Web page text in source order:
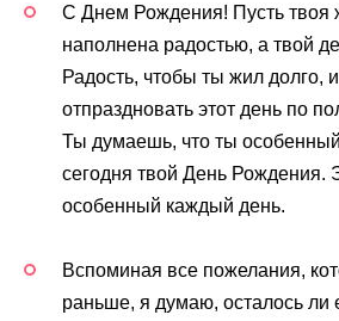
С Днем Рождения! Пусть твоя
наполнена радостью, а твой
Радость, чтобы ты жил долго,
отпраздновать этот день по
Ты думаешь, что ты
сегодня твой День Рождения.
особенный каждый день.
Вспоминая все пожелания,
раньше, я думаю, осталось ли